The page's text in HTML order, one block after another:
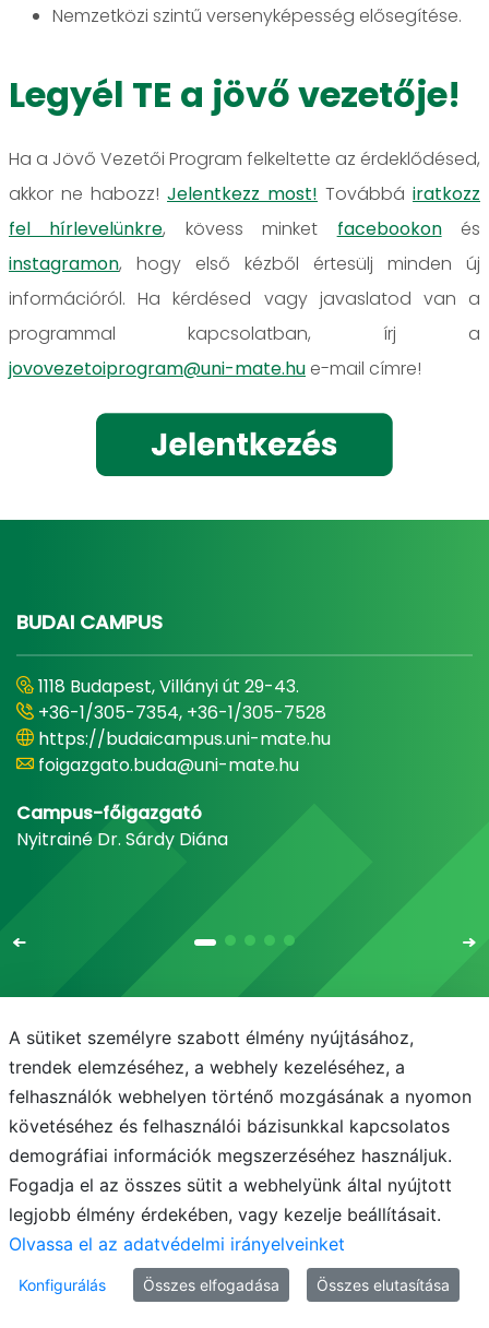
Nemzetközi szintű versenyképesség elősegítése.
Legyél TE a jövő vezetője!
Ha a Jövő Vezetői Program felkeltette az érdeklődésed,
akkor ne habozz! Jelentkezz most! Továbbá iratkozz
fel hírlevelünkre, kövess minket facebookonés
instagramon, hogy első kézből értesülj minden új
információról. Ha kérdésed vagy javaslatod van a
programmal kapcsolatban, írj a
jovovezetoiprogram@uni-mate.hu e-mail címre!
BUDAI CAMPUS
1118 Budapest, Villányi út 29-43.
+36-1/305-7354, +36-1/305-7528
https://budaicampus.uni-mate.hu
foigazgato.buda@uni-mate.hu
Campus-főigazgató
Nyitrainé Dr. Sárdy Diána
Email Telefonkönyv NEPTUN
E-learning
Médiaközpont
Informatikai Igazgatóság
Adatvédelem
© MATE 2021
A sütiket személyre szabott élmény nyújtásához,
trendek elemzéséhez, a webhely kezeléséhez, a
felhasználók webhelyen történő mozgásának a nyomon
követéséhez és felhasználói bázisunkkal kapcsolatos
demográfiai információk megszerzéséhez használjuk.
Fogadja el az összes sütit a webhelyünk által nyújtott
legjobb élmény érdekében, vagy kezelje beállításait.
Olvassa el az adatvédelmi irányelveinket
Konfigurálás Összes elfogadása Összes elutasítása